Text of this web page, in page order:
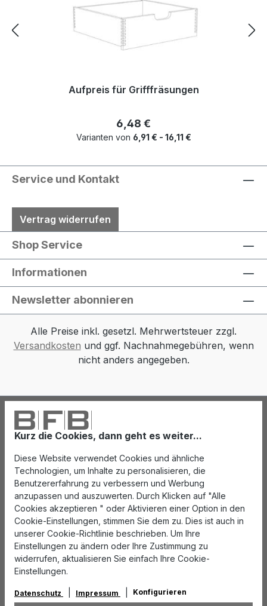
Kurz die Cookies, dann geht es weiter...
Diese Website verwendet Cookies und ähnliche
Technologien, um Inhalte zu personalisieren, die
Benutzererfahrung zu verbessern und Werbung
anzupassen und auszuwerten. Durch Klicken auf "Alle
Cookies akzeptieren " oder Aktivieren einer Option in den
Cookie-Einstellungen, stimmen Sie dem zu. Dies ist auch in
unserer Cookie-Richtlinie beschrieben. Um Ihre
Einstellungen zu ändern oder Ihre Zustimmung zu
widerrufen, aktualisieren Sie einfach Ihre Cookie-
Einstellungen.
Datenschutz Impressum Konfigurieren
Aufpreis für Grifffräsungen
Regulärer Preis:
6,48 €
Varianten von 6,91 € - 16,11 €
Service und Kontakt
Vertrag widerrufen
Shop Service
Informationen
Newsletter abonnieren
Alle Preise inkl. gesetzl. Mehrwertsteuer zzgl.
Versandkosten und ggf. Nachnahmegebühren, wenn
nicht anders angegeben.